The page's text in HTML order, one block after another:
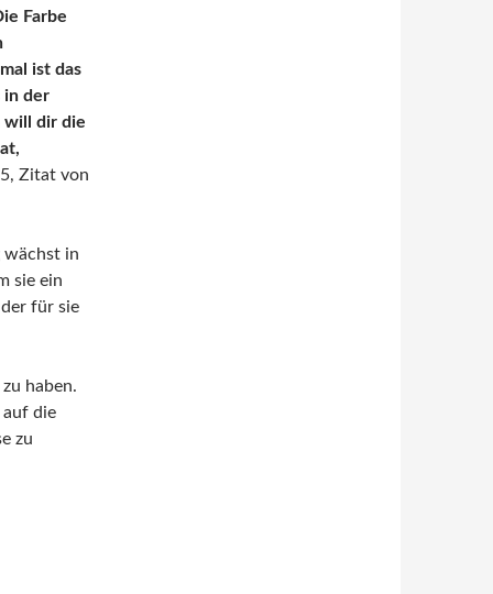
Farbe
ist das
in der
will dir die
Zitat von
wächst in
sie ein
für sie
haben.
auf die
zu